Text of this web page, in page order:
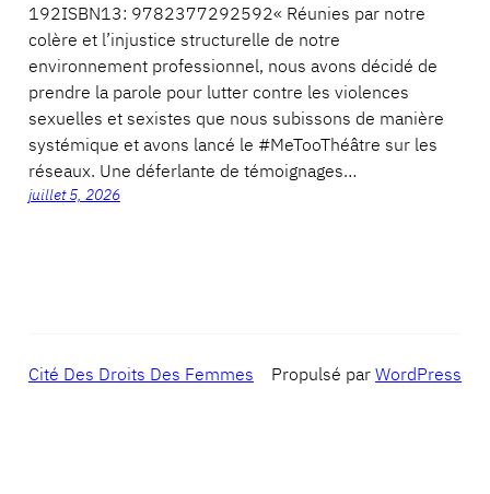
192ISBN13: 9782377292592« Réunies par notre
colère et l’injustice structurelle de notre
environnement professionnel, nous avons décidé de
prendre la parole pour lutter contre les violences
sexuelles et sexistes que nous subissons de manière
systémique et avons lancé le #MeTooThéâtre sur les
réseaux. Une déferlante de témoignages…
juillet 5, 2026
Cité Des Droits Des Femmes Propulsé parWordPress